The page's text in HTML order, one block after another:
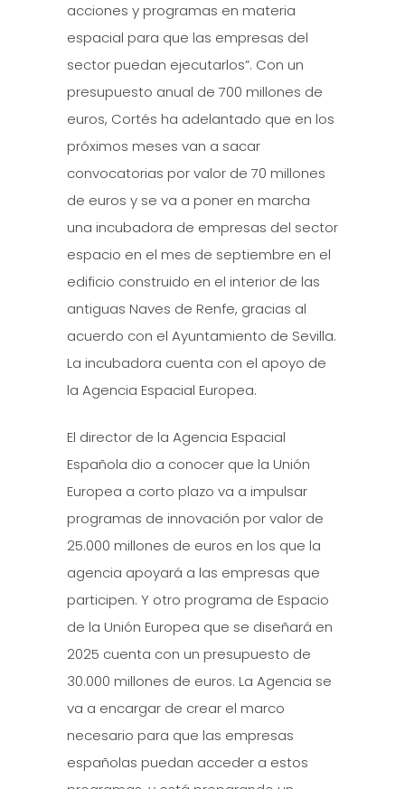
acciones y programas en materia
espacial para que las empresas del
sector puedan ejecutarlos”. Con un
presupuesto anual de 700 millones de
euros, Cortés ha adelantado que en los
próximos meses van a sacar
convocatorias por valor de 70 millones
de euros y se va a poner en marcha
una incubadora de empresas del sector
espacio en el mes de septiembre en el
edificio construido en el interior de las
antiguas Naves de Renfe, gracias al
acuerdo con el Ayuntamiento de Sevilla.
La incubadora cuenta con el apoyo de
la Agencia Espacial Europea.
El director de la Agencia Espacial
Española dio a conocer que la Unión
Europea a corto plazo va a impulsar
programas de innovación por valor de
25.000 millones de euros en los que la
agencia apoyará a las empresas que
participen. Y otro programa de Espacio
de la Unión Europea que se diseñará en
2025 cuenta con un presupuesto de
30.000 millones de euros. La Agencia se
va a encargar de crear el marco
necesario para que las empresas
españolas puedan acceder a estos